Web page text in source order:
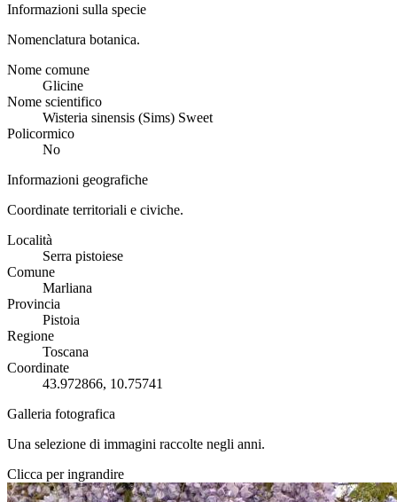
Informazioni sulla specie
Nomenclatura botanica.
Nome comune
Glicine
Nome scientifico
Wisteria sinensis (Sims) Sweet
Policormico
No
Informazioni geografiche
Coordinate territoriali e civiche.
Località
Serra pistoiese
Comune
Marliana
Provincia
Pistoia
Regione
Toscana
Coordinate
43.972866, 10.75741
Galleria fotografica
Una selezione di immagini raccolte negli anni.
Clicca per ingrandire